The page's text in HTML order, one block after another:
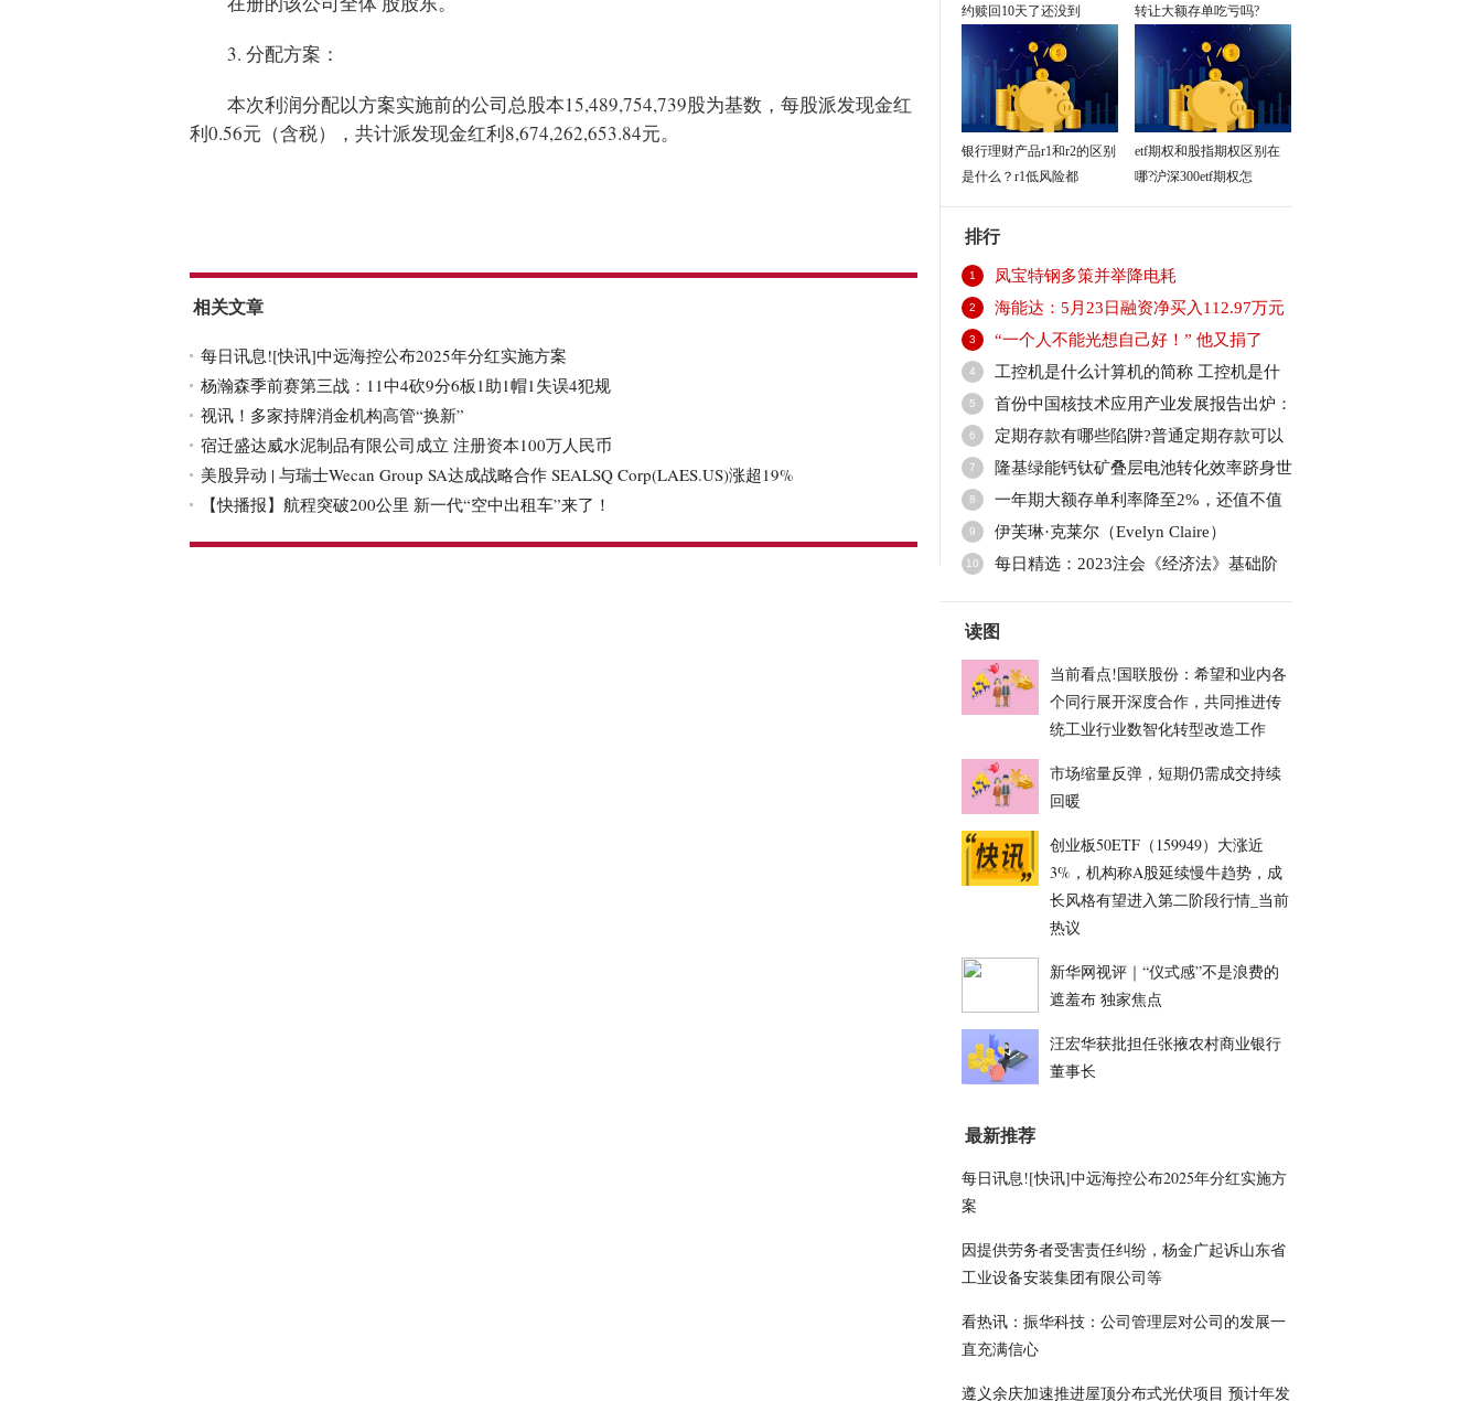
3. 分配方案：
本次利润分配以方案实施前的公司总股本15,489,754,739股为基数，每股派发现金红
利0.56元（含税），共计派发现金红利8,674,262,653.84元。
相关文章
每日讯息![快讯]中远海控公布2025年分红实施方案
杨瀚森季前赛第三战：11中4砍9分6板1助1帽1失误4犯规
视讯！多家持牌消金机构高管“换新”
宿迁盛达威水泥制品有限公司成立 注册资本100万人民币
美股异动 | 与瑞士Wecan Group SA达成战略合作 SEALSQ Corp(LAES.US)涨超19%
【快播报】航程突破200公里 新一代“空中出租车”来了！
约赎回10天了还没到
转让大额存单吃亏吗?
银行理财产品r1和r2的区别
是什么？r1低风险都
etf期权和股指期权区别在
哪?沪深300etf期权怎
排行
1 凤宝特钢多策并举降电耗
2 海能达：5月23日融资净买入112.97万元
3 “一个人不能光想自己好！” 他又捐了
4 工控机是什么计算机的简称 工控机是什
5 首份中国核技术应用产业发展报告出炉：
6 定期存款有哪些陷阱?普通定期存款可以
7 隆基绿能钙钛矿叠层电池转化效率跻身世
8
一年期大额存单利率降至2%，还值不值
得
9 伊芙琳·克莱尔（Evelyn Claire）
10
每日精选：2023注会《经济法》基础阶
读图
当前看点!国联股份：希望和业内各
个同行展开深度合作，共同推进传
统工业行业数智化转型改造工作
市场缩量反弹，短期仍需成交持续
回暖
创业板50ETF（159949）大涨近
3%，机构称A股延续慢牛趋势，成
长风格有望进入第二阶段行情_当前
热议
新华网视评｜“仪式感”不是浪费的
遮羞布 独家焦点
汪宏华获批担任张掖农村商业银行
董事长
最新推荐
每日讯息![快讯]中远海控公布2025年分红实施方
案
因提供劳务者受害责任纠纷，杨金广起诉山东省
工业设备安装集团有限公司等
看热讯：振华科技：公司管理层对公司的发展一
直充满信心
遵义余庆加速推进屋顶分布式光伏项目 预计年发